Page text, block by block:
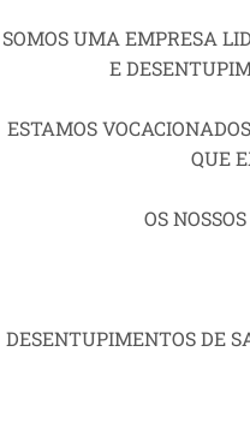
SOMOS UMA EMPRESA
E
ESTAMOS
QUE
OS
DESENTUPIMENTOS DE